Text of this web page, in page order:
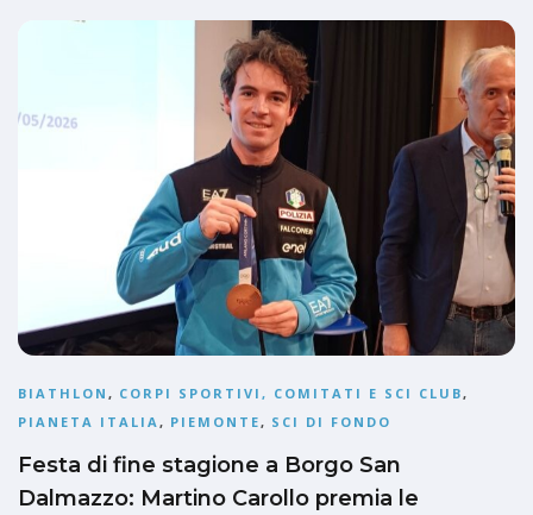
BIATHLON , CORPI SPORTIVI, COMITATI E SCI CLUB,
PIANETA ITALIA, PIEMONTE, SCI DI FONDO
Festa di fine stagione a Borgo San
Dalmazzo: Martino Carollo premia le